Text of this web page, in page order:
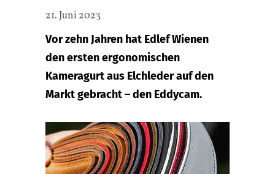
21. Juni 2023
Vor zehn Jahren hat Edlef Wienen
den ersten ergonomischen
Kameragurt aus Elchleder auf den
Markt gebracht – den Eddycam.